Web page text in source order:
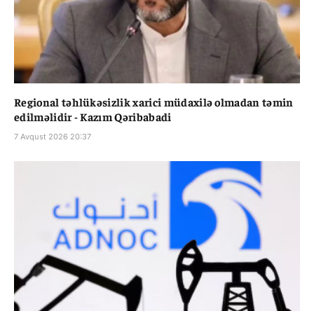
Regional təhlükəsizlik xarici müdaxilə olmadan təmin
edilməlidir - Kazım Qəribabadi
7 Avqust 2026 20:37